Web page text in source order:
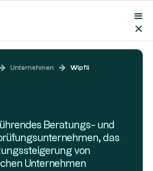
Unternehmen Wipfli
Beratungs- und
das
von
Unternehmen